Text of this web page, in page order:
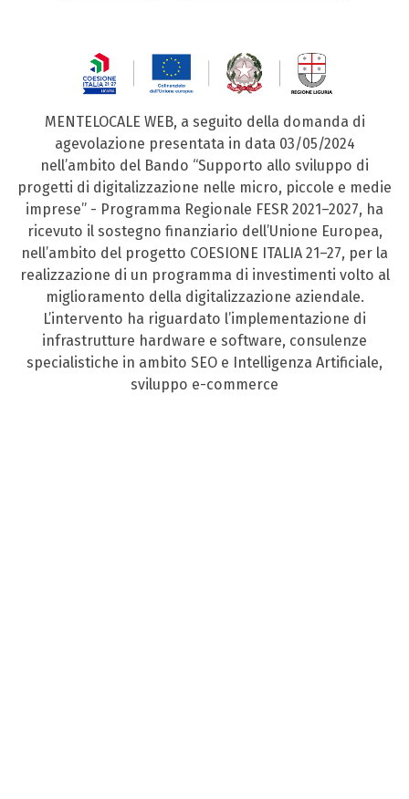
MENTELOCALE WEB, a seguito della domanda di
agevolazione presentata in data 03/05/2024
nell’ambito del Bando “Supporto allo sviluppo di
progetti di digitalizzazione nelle micro, piccole e medie
imprese” - Programma Regionale FESR 2021–2027, ha
ricevuto il sostegno finanziario dell’Unione Europea,
nell’ambito del progetto COESIONE ITALIA 21–27, per la
realizzazione di un programma di investimenti volto al
miglioramento della digitalizzazione aziendale.
L’intervento ha riguardato l’implementazione di
infrastrutture hardware e software, consulenze
specialistiche in ambito SEO e Intelligenza Artificiale,
sviluppo e-commerce